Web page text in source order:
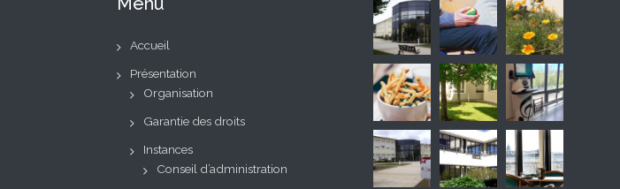
Accueil
Présentation
Organisation
Garantie des droits
Instances
Conseil d’administration